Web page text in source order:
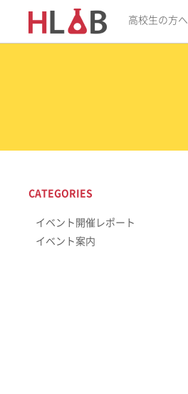
高校生の方へ
CATEGORIES
イベント開催レポート
イベント案内